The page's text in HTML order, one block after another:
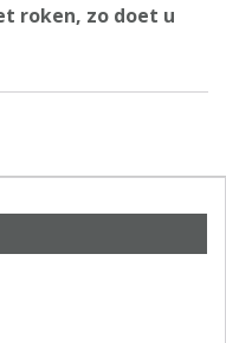
roken, zo doet u